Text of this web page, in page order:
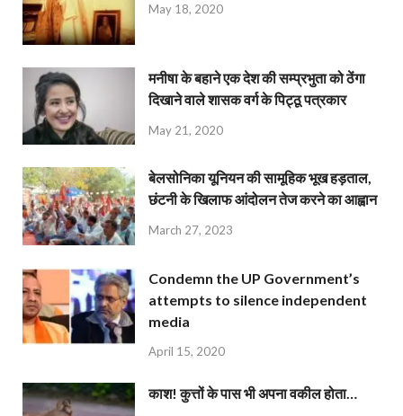
May 18, 2020
मनीषा के बहाने एक देश की सम्प्रभुता को ठेंगा
दिखाने वाले शासक वर्ग के पिट्ठू पत्रकार
May 21, 2020
बेलसोनिका यूनियन की सामूहिक भूख हड़ताल,
छंटनी के खिलाफ आंदोलन तेज करने का आह्वान
March 27, 2023
Condemn the UP Government’s
attempts to silence independent
media
April 15, 2020
काश! कुत्तों के पास भी अपना वकील होता…